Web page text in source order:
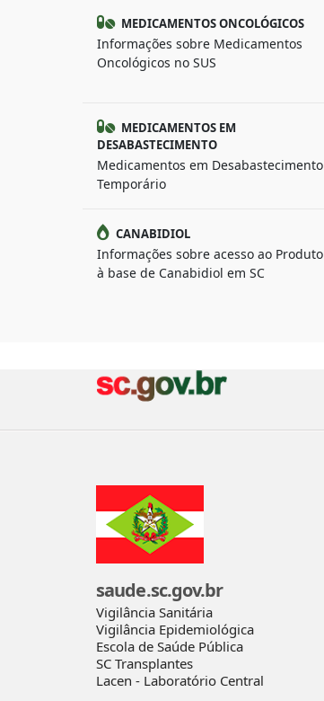
MEDICAMENTOS ONCOLÓGICOS
Informações sobre Medicamentos
Oncológicos no SUS
MEDICAMENTOS EM
DESABASTECIMENTO
Medicamentos em Desabastecimento
Temporário
CANABIDIOL
Informações sobre acesso ao Produto
à base de Canabidiol em SC
saude.sc.gov.br
Vigilância Sanitária
Vigilância Epidemiológica
Escola de Saúde Pública
SC Transplantes
Lacen - Laboratório Central